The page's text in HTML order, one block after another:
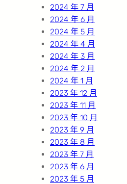
2024 年 7 月
2024 年 6 月
2024 年 5 月
2024 年 4 月
2024 年 3 月
2024 年 2 月
2024 年 1 月
2023 年 12 月
2023 年 11 月
2023 年 10 月
2023 年 9 月
2023 年 8 月
2023 年 7 月
2023 年 6 月
2023 年 5 月